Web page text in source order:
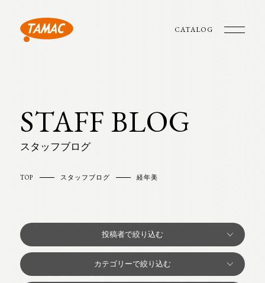
CATALOG
STAFF BLOG
スタッフブログ
TOP スタッフブログ 経年美